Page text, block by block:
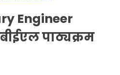
Engineer
बीईएल पाठ्यक्रम